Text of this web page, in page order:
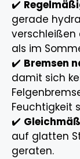
✔️
gerade
verschleißen
als im
✔️ Bremsen
damit sich
Feuchtigkeit
✔️
auf glatten
geraten.